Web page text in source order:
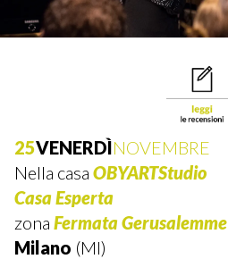
25VENERDÌNOVEMBRE
Nella casaOBYARTStudio
Casa Esperta
zonaFermata
Milano (MI)